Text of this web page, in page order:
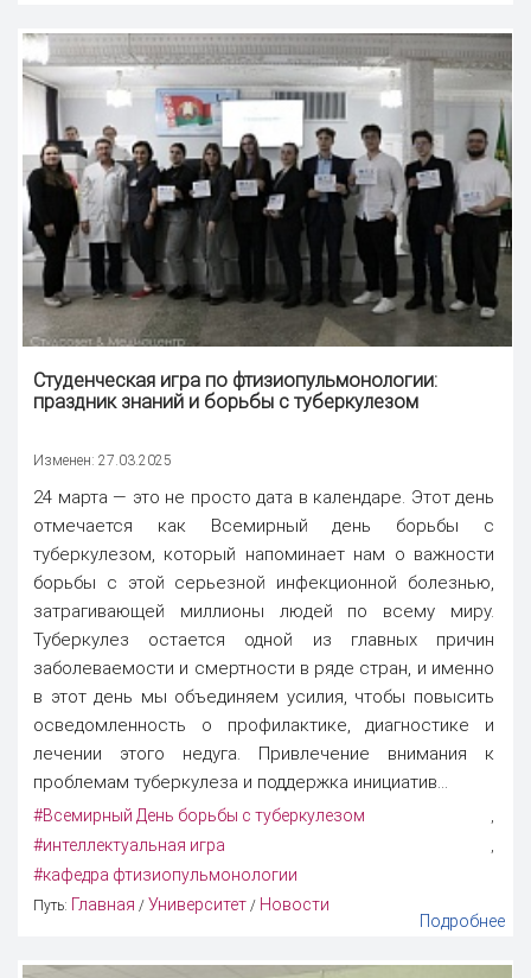
Студенческая игра по фтизиопульмонологии:
праздник знаний и борьбы с туберкулезом
Изменен: 27.03.2025
24 марта — это не просто дата в календаре. Этот день
отмечается как Всемирный день борьбы с
туберкулезом, который напоминает нам о важности
борьбы с этой серьезной инфекционной болезнью,
затрагивающей миллионы людей по всему миру.
Туберкулез остается одной из главных причин
заболеваемости и смертности в ряде стран, и именно
в этот день мы объединяем усилия, чтобы повысить
осведомленность о профилактике, диагностике и
лечении этого недуга. Привлечение внимания к
проблемам туберкулеза и поддержка инициатив...
#Всемирный День борьбы с туберкулезом ,
#интеллектуальная игра ,
#кафедра фтизиопульмонологии
Путь: Главная / Университет / Новости
Подробнее